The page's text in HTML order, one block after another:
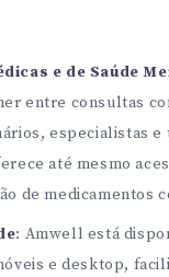
e de Saúde
entre consultas
especialistas e
até mesmo
de medicamentos
: Amwell está
e desktop,